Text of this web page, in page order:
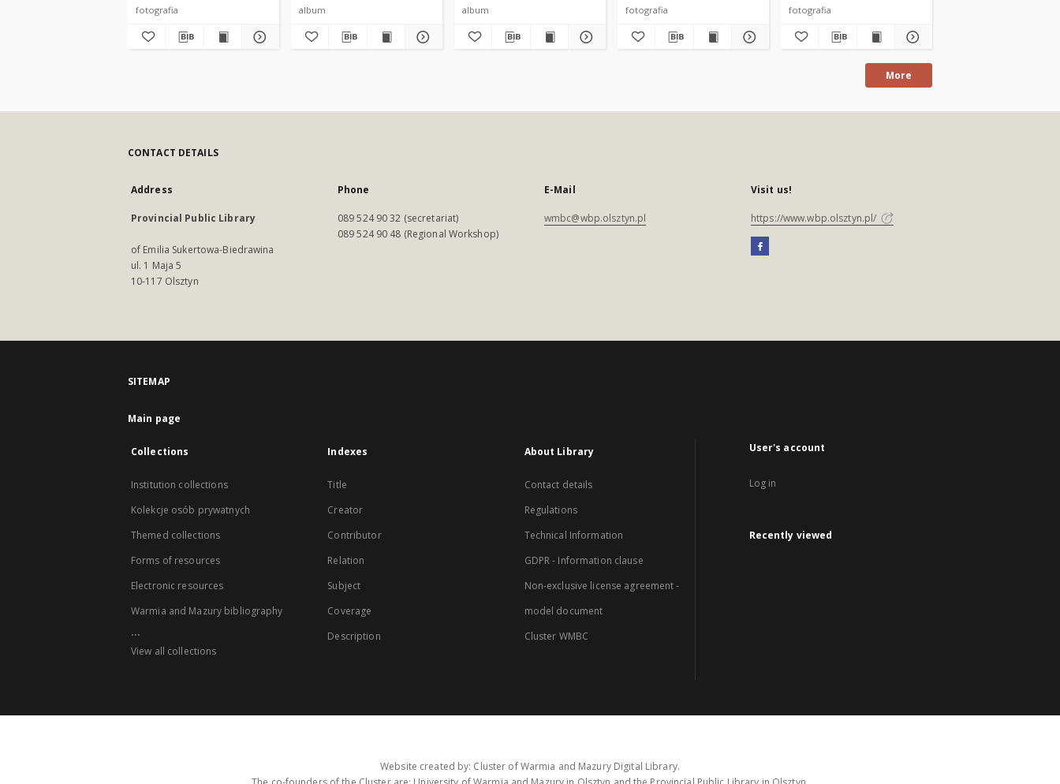
fotografia album album fotografia fotografia
More
CONTACT DETAILS
Address
Provincial Public Library
of Emilia Sukertowa-Biedrawina
ul. 1 Maja 5
10-117 Olsztyn
Phone
089 524 90 32 (secretariat)
089 524 90 48 (Regional Workshop)
E-Mail
wmbc@wbp.olsztyn.pl
Visit us!
https://www.wbp.olsztyn.pl/
SITEMAP
Main page
Collections
Institution collections
Kolekcje osób prywatnych
Themed collections
Forms of resources
Electronic resources
Warmia and Mazury bibliography
...
View all collections
Indexes
Title
Creator
Contributor
Relation
Subject
Coverage
Description
About Library
Contact details
Regulations
Technical Information
GDPR - Information clause
Non-exclusive license agreement -
model document
Cluster WMBC
User's account
Log in
Recently viewed
Website created by: Cluster of Warmia and Mazury Digital Library.